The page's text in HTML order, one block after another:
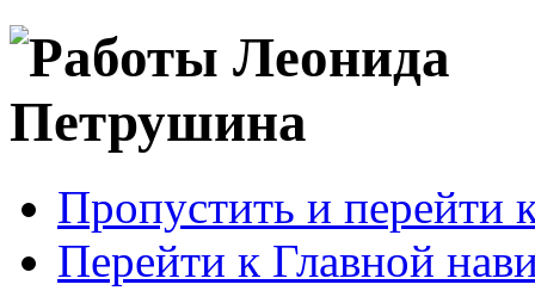
Пропустить и перейти
Перейти к Главной